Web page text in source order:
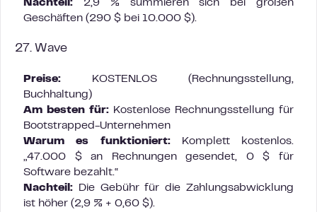
Nachteil: 2,9 % summieren sich bei großen
Geschäften (290 $ bei 10.000 $).
27. Wave
Preise: KOSTENLOS (Rechnungsstellung,
Buchhaltung)
Am besten für: Kostenlose Rechnungsstellung für
Bootstrapped-Unternehmen
Warum es funktioniert:Komplett kostenlos.
„47.000 $ an Rechnungen gesendet, 0 $ für
Software bezahlt.“
Nachteil: Die Gebühr für die Zahlungsabwicklung
ist höher (2,9 % + 0,60 $).